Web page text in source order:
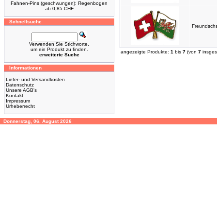
Fahnen-Pins (geschwungen): Regenbogen
ab 0,85 CHF
Schnellsuche
Verwenden Sie Stichworte,
um ein Produkt zu finden.
erweiterte Suche
Informationen
Liefer- und Versandkosten
Datenschutz
Unsere AGB's
Kontakt
Impressum
Urheberrecht
angezeigte Produkte: 1 bis 7 (von 7
Donnerstag, 06. August 2026